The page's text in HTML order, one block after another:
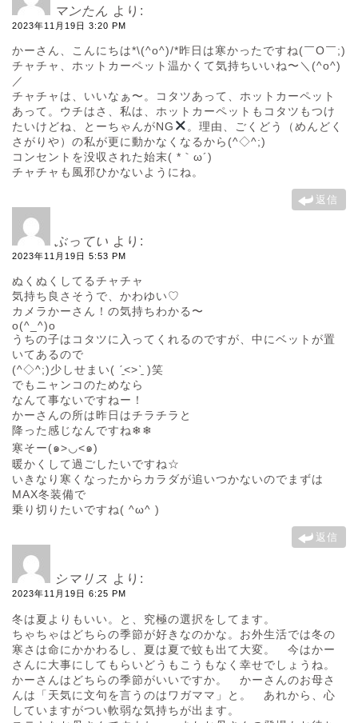
マンたん より:
2023年11月19日 3:20 PM
かーさん、こんにちは*\(^o^)/*昨日は寒かったですね(￣O￣;)
チャチャ、ホットカーペット温かくて気持ちいいね〜＼(^o^)
／
チャチャは、いいなぁ〜。コタツあって、ホットカーペット
あって。ウチはさ、私は、ホットカーペットもコタツもつけ
たいけどね、とーちゃんがNG
。理由、ごくどう（めんどく
さがりや）の私が更に動かなくなるから(^◇^;)
コンセントを没収された始末( *｀ω´)
チャチャも風邪ひかないようにね。
返信
ぶってい より:
2023年11月19日 5:53 PM
ぬくぬくしてるチャチャ
気持ち良さそうで、かわゆい♡
カメラかーさん！の気持ちわかる〜
o(^_^)o
うちの子はコタツに入ってくれるのですが、中にベットが置
いてあるので
(^◇^;)少しせまい( ˊ̱˂˃ˋ̱ )笑
でもニャンコのためなら
なんて事ないですねー！
かーさんの所は昨日はチラチラと
降った感じなんですね❄︎❄︎
寒そー(๑>◡<๑)
暖かくして過ごしたいですね☆
いきなり寒くなったからカラダが追いつかないのでまずは
MAX冬装備で
乗り切りたいですね( ^ω^ )
返信
シマリス より:
2023年11月19日 6:25 PM
冬は夏よりもいい。と、究極の選択をしてます。
ちゃちゃはどちらの季節が好きなのかな。お外生活では冬の
寒さは命にかかわるし、夏は夏で蚊も出て大変。 今はかー
さんに大事にしてもらいどうもこうもなく幸せでしょうね。
かーさんはどちらの季節がいいですか。 かーさんのお母さ
んは「天気に文句を言うのはワガママ」と。 あれから、心
していますがつい軟弱な気持ちが出ます。